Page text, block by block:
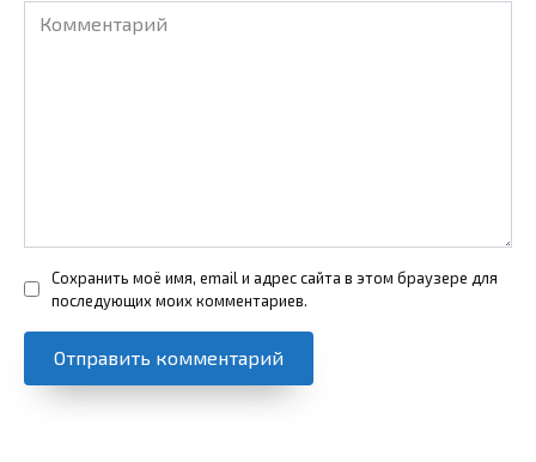
Комментарий
Сохранить моё имя, email и адрес сайта в этом браузере для
последующих моих комментариев.